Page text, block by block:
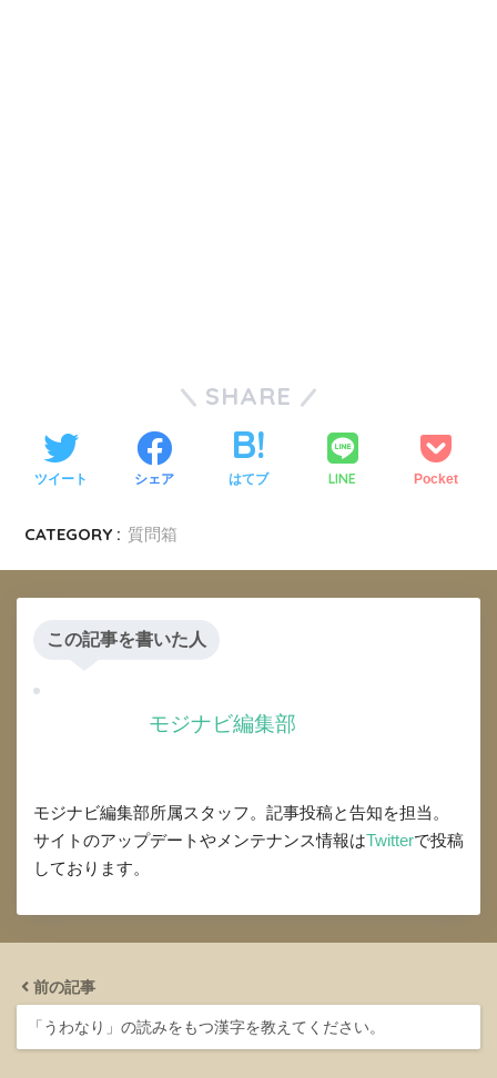
SHARE
ツイート シェア はてブ LINE Pocket
CATEGORY : 質問箱
この記事を書いた人
モジナビ編集部
モジナビ編集部所属スタッフ。記事投稿と告知を担当。
サイトのアップデートやメンテナンス情報はTwitterで投稿
しております。
前の記事
「うわなり」の読みをもつ漢字を教えてください。